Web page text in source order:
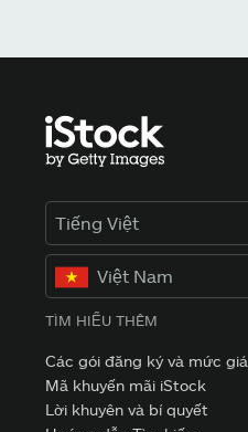
Tiếng Việt
Việt Nam
TÌM HIỂU THÊM
Các gói đăng ký và mức giá
Mã khuyến mãi iStock
Lời khuyên và bí quyết